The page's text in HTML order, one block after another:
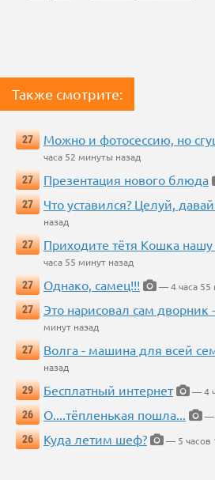
Также смотрите:
27 Можно и фотосессию, но
часа 52 минуты назад
27
Презентация нового блюда
27
Что уставился? Целуй,
назад
27
Приходите тётя Кошка нашу
часа 55 минут назад
27
Однако, самец!!!
— 4 часа 55
27
Это нарисовал сам дворник
минут назад
27
Волга - машина для всей
назад
29
Бесплатный интернет
— 4
26
О....тёпленькая пошла...
—
26
Куда летим шеф? — 5 часов